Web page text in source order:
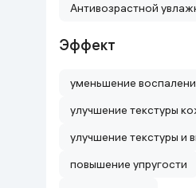
Антивозрастной
Эффект
уменьшение
улучшение текстуры
улучшение текстуры и
повышение упругости